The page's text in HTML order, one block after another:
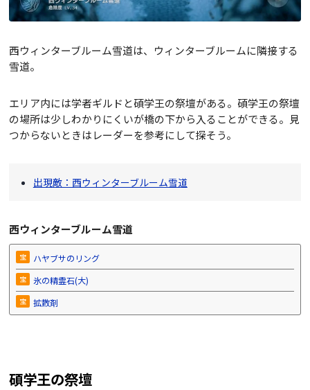
西ウィンターブルーム雪道は、ウィンターブルームに隣接する
雪道。
エリア内には学者ギルドと碩学王の祭壇がある。碩学王の祭壇
の場所は少しわかりにくいが橋の下から入ることができる。見
つからないときはレーダーを参考にして探そう。
出現敵：西ウィンターブルーム雪道
西ウィンターブルーム雪道
宝 ハヤブサのリング
宝 氷の精霊石(大)
宝 拡散剤
碩学王の祭壇